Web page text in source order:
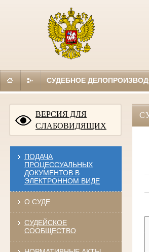
СУДЕБНОЕ
ВЕРСИЯ ДЛЯ
СЛАБОВИДЯЩИХ
ПОДАЧА
ПРОЦЕССУАЛЬНЫХ
ДОКУМЕНТОВ В
ЭЛЕКТРОННОМ ВИДЕ
О СУДЕ
СУДЕЙСКОЕ
СООБЩЕСТВО